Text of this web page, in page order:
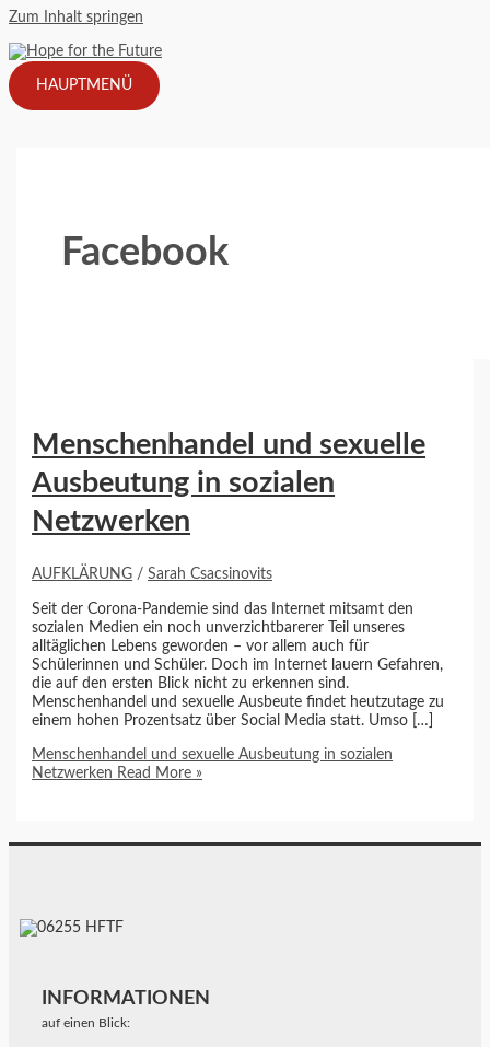
Zum Inhalt springen
HAUPTMENÜ
Facebook
Menschenhandel und sexuelle
Ausbeutung in sozialen
Netzwerken
AUFKLÄRUNG /Sarah Csacsinovits
Seit der Corona-Pandemie sind das Internet mitsamt den
sozialen Medien ein noch unverzichtbarerer Teil unseres
alltäglichen Lebens geworden – vor allem auch für
Schülerinnen und Schüler. Doch im Internet lauern Gefahren,
die auf den ersten Blick nicht zu erkennen sind.
Menschenhandel und sexuelle Ausbeute findet heutzutage zu
einem hohen Prozentsatz über Social Media statt. Umso […]
Menschenhandel und sexuelle Ausbeutung in sozialen
Netzwerken Read More »
INFORMATIONEN
auf einen Blick: